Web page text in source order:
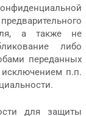
а также не
либо
переданных
п.п.
для защиты